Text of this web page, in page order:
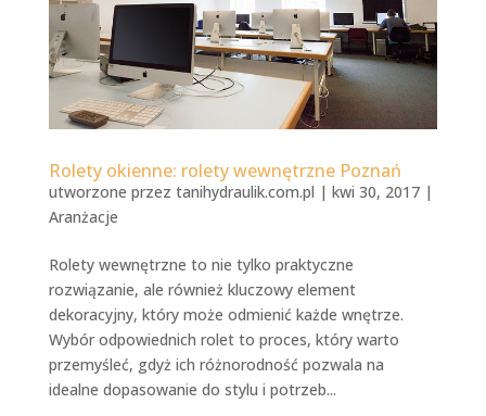
Rolety okienne: rolety wewnętrzne Poznań
utworzone przez tanihydraulik.com.pl | kwi 30, 2017|
Aranżacje
Rolety wewnętrzne to nie tylko praktyczne
rozwiązanie, ale również kluczowy element
dekoracyjny, który może odmienić każde wnętrze.
Wybór odpowiednich rolet to proces, który warto
przemyśleć, gdyż ich różnorodność pozwala na
idealne dopasowanie do stylu i potrzeb...